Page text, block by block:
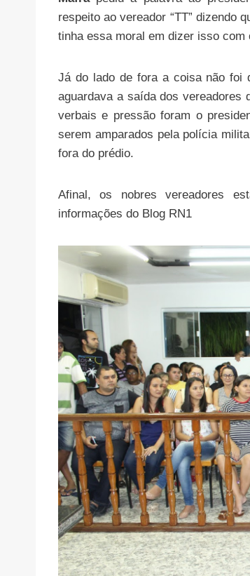
respeito ao vereador “TT” dizendo
tinha essa moral em dizer isso
Já do lado de fora a coisa não foi
aguardava a saída dos vereadores
verbais e pressão foram o
serem amparados pela polícia
fora do prédio.
Afinal, os nobres vereadores
informações do Blog RN1